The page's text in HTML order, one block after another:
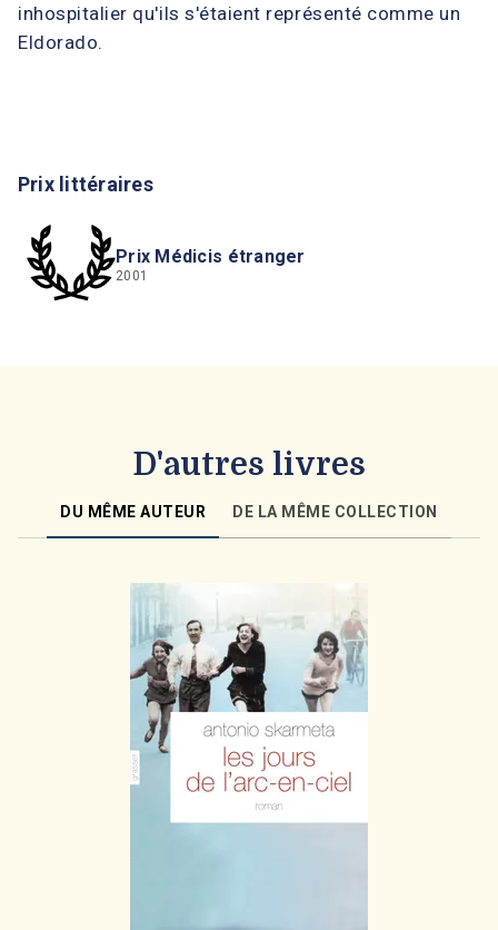
inhospitalier qu'ils s'étaient représenté comme un
Eldorado.
Prix littéraires
Prix Médicis étranger
2001
D'autres livres
DU MÊME AUTEUR DE LA MÊME COLLECTION